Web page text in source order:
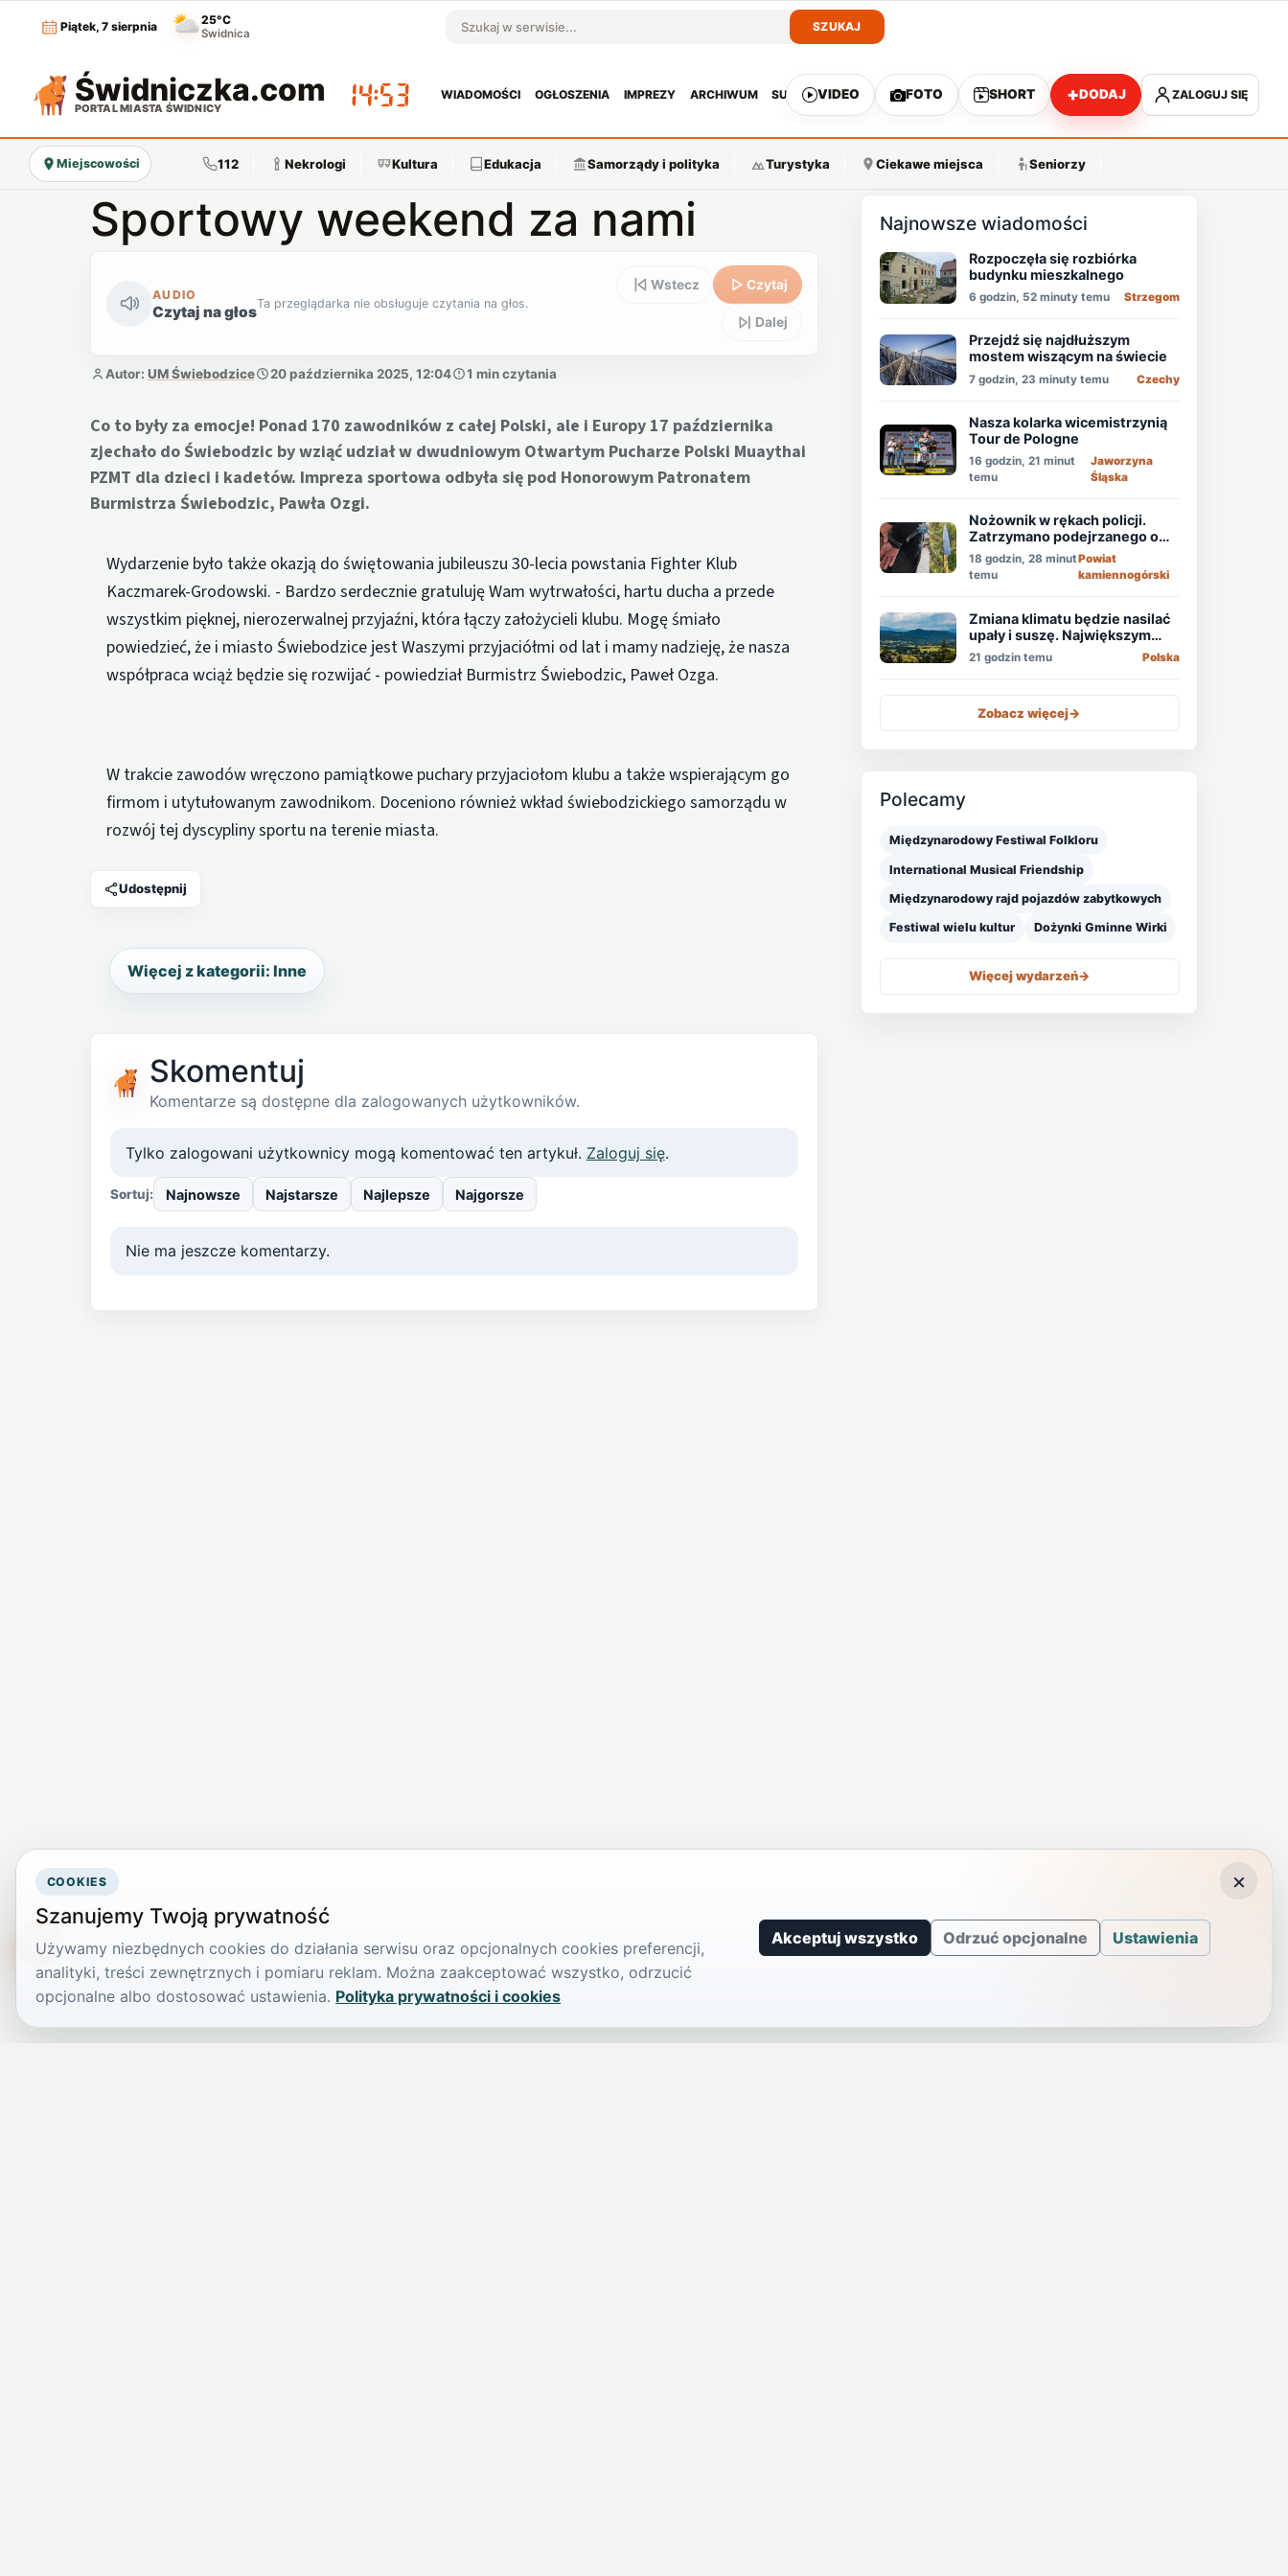
Piątek, 7 sierpnia
25°C
Świdnica Szukaj w serwisie
SZUKAJ
Świdniczka.com
PORTAL MIASTA ŚWIDNICY 14:53
WIADOMOŚCI OGŁOSZENIA IMPREZY ARCHIWUM SUBSKRYPCJA
VIDEO FOTO SHORT +DODAJ ZALOGUJ SIĘ
Miejscowości 112 Nekrologi Kultura Edukacja Samorządy i polityka Turystyka Ciekawe miejsca Seniorzy
Sportowy weekend za nami
AUDIO
Czytaj na głosTa przeglądarka nie obsługuje czytania na głos.
Wstecz Czytaj
Dalej
Autor: UM Świebodzice 20 października 2025, 12:04 1 min czytania
Co to były za emocje! Ponad 170 zawodników z całej Polski, ale i Europy 17 października
zjechało do Świebodzic by wziąć udział w dwudniowym Otwartym Pucharze Polski Muaythai
PZMT dla dzieci i kadetów. Impreza sportowa odbyła się pod Honorowym Patronatem
Burmistrza Świebodzic, Pawła Ozgi.
Wydarzenie było także okazją do świętowania jubileuszu 30-lecia powstania Fighter Klub
Kaczmarek-Grodowski. - Bardzo serdecznie gratuluję Wam wytrwałości, hartu ducha a przede
wszystkim pięknej, nierozerwalnej przyjaźni, która łączy założycieli klubu. Mogę śmiało
powiedzieć, że i miasto Świebodzice jest Waszymi przyjaciółmi od lat i mamy nadzieję, że nasza
współpraca wciąż będzie się rozwijać - powiedział Burmistrz Świebodzic, Paweł Ozga.
W trakcie zawodów wręczono pamiątkowe puchary przyjaciołom klubu a także wspierającym go
firmom i utytułowanym zawodnikom. Doceniono również wkład świebodzickiego samorządu w
rozwój tej dyscypliny sportu na terenie miasta.
Udostępnij
Więcej z kategorii: Inne
Skomentuj
Komentarze są dostępne dla zalogowanych użytkowników.
Tylko zalogowani użytkownicy mogą komentować ten artykuł. Zaloguj się.
Sortuj: Najnowsze Najstarsze Najlepsze Najgorsze
Nie ma jeszcze komentarzy.
Najnowsze wiadomości
Rozpoczęła się rozbiórka
budynku mieszkalnego
6 godzin, 52 minuty temu Strzegom
Przejdź się najdłuższym
mostem wiszącym na świecie
7 godzin, 23 minuty temu Czechy
Nasza kolarka wicemistrzynią
Tour de Pologne
16 godzin, 21 minut
temu
Jaworzyna
Śląska
Nożownik w rękach policji.
Zatrzymano podejrzanego o
usiłowanie zabójstwa!
18 godzin, 28 minut
temu
Powiat
kamiennogórski
Zmiana klimatu będzie nasilać
upały i suszę. Największym
zagrożeniem jest niedobór
wody
21 godzin temu Polska
Zobacz więcej->
Polecamy
Międzynarodowy Festiwal Folkloru
International Musical Friendship
Międzynarodowy rajd pojazdów zabytkowych
Festiwal wielu kultur Dożynki Gminne Wirki
Więcej wydarzeń->
COOKIES
Szanujemy Twoją prywatność
Używamy niezbędnych cookies do działania serwisu oraz opcjonalnych cookies preferencji,
analityki, treści zewnętrznych i pomiaru reklam. Można zaakceptować wszystko, odrzucić
opcjonalne albo dostosować ustawienia. Polityka prywatności i cookies
Akceptuj wszystko Odrzuć opcjonalne Ustawienia
×
TikTokowa Jelonka